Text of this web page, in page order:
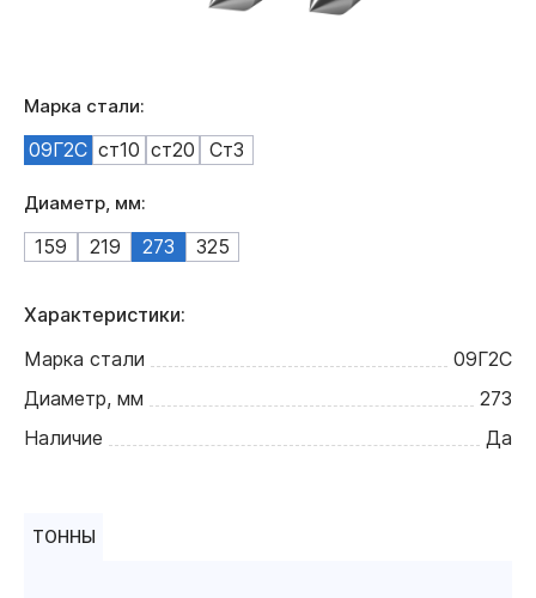
Марка стали:
09Г2С ст10 ст20 Ст3
Диаметр, мм:
159 219 273 325
Характеристики:
Марка стали
09Г2С
Диаметр, мм
273
Наличие
Да
ТОННЫ